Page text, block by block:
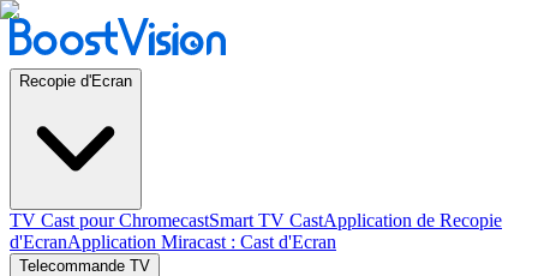
Recopie d'Ecran
TV Cast pour ChromecastSmart TV CastApplication de Recopie
d'EcranApplication Miracast : Cast d'Ecran
Telecommande TV